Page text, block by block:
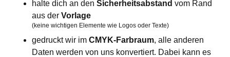
halte dich an den Sicherheitsabstand vom Rand
aus der Vorlage
(keine wichtigen Elemente wie Logos oder Texte)
gedruckt wir im CMYK-Farbraum, alle anderen
Daten werden von uns konvertiert. Dabei kann es